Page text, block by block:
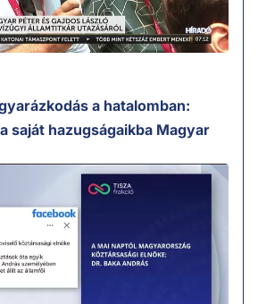
a hatalomban:
saját hazugságaikba Magyar